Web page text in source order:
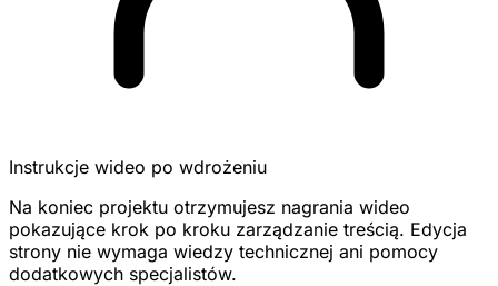
Instrukcje wideo po wdrożeniu
Na koniec projektu otrzymujesz nagrania wideo
pokazujące krok po kroku zarządzanie treścią. Edycja
strony nie wymaga wiedzy technicznej ani pomocy
dodatkowych specjalistów.